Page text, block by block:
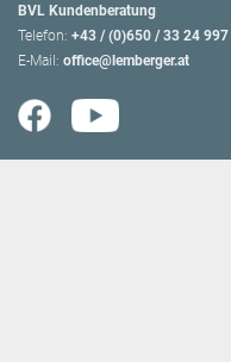
BVL Kundenberatung
Telefon: +43 / (0)650 / 33 24 997
E-Mail: office@lemberger.at